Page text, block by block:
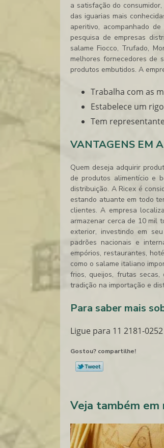
a satisfação do
das iguarias mais
aperitivo, acompanhado
pesquisa de empresas
salame Fiocco, Trufado,
melhores fornecedores de
produtos embutidos. A
Trabalha com as
Estabelece um
Tem
VANTAGENS EM
Quem deseja adquirir
de produtos alimentício e
distribuição. A Ricex é
estando atuante em todo
clientes. A empresa
armazenar cerca de 10 mil
exterior, investindo em
padrões nacionais e
empórios, restaurantes,
como o salame italiano
frios, queijos, frutas
tradição na importação e
Para saber mais
Ligue para 11 2181-0252
Gostou? compartilhe!
Veja também em